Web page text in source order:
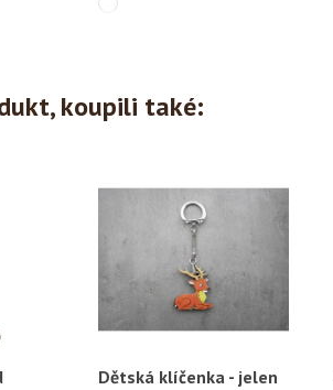
koupili také:
Rychlý náhled
Dětská klíčenka - jelen